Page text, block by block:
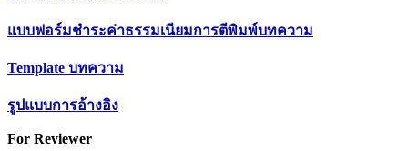
แบบฟอร์มชำระค่าธรรมเนียมการตีพิมพ์บทความ
Template บทความ
รูปแบบการอ้างอิง
For Reviewer